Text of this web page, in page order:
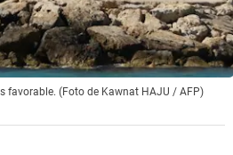
favorable. (Foto de Kawnat HAJU / AFP)